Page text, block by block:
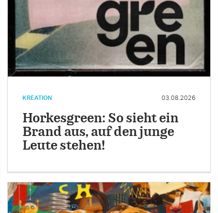
KREATION 03.08.2026
Horkesgreen: So sieht ein
Brand aus, auf den junge
Leute stehen!